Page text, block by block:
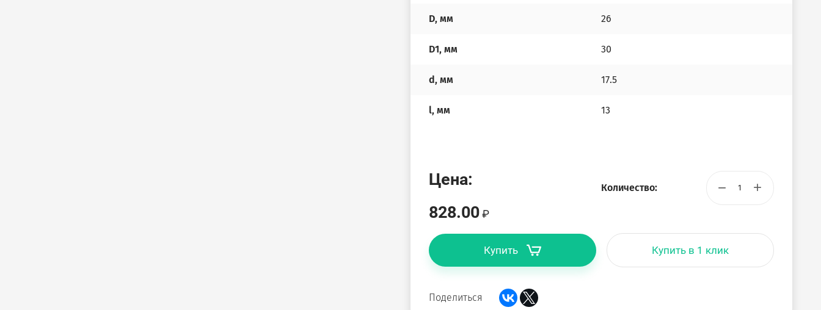
D, мм 26
D1, мм 30
d, мм 17.5
l, мм 13
Цена:
828.00
Количество: − +
Купить Купить в 1 клик
Поделиться